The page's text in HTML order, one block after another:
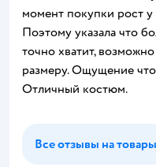
момент покупки рост
Поэтому указала что
точно хватит,
размеру. Ощущение
Отличный костюм.
Все отзывы на товары